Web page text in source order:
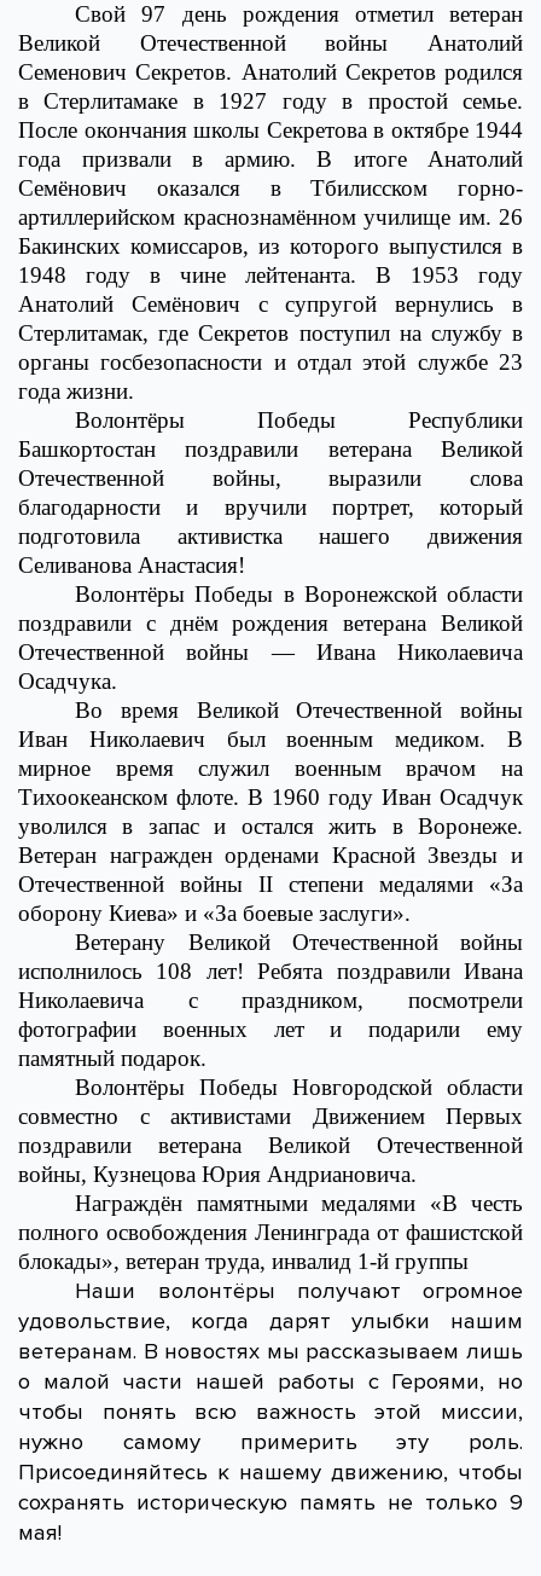
Свой 97 день рождения отметил ветеран
Великой Отечественной войны Анатолий
Семенович Секретов. Анатолий Секретов родился
в Стерлитамаке в 1927 году в простой семье.
После окончания школы Секретова в октябре 1944
года призвали в армию. В итоге Анатолий
Семёнович оказался в Тбилисском горно-
артиллерийском краснознамённом училище им. 26
Бакинских комиссаров, из которого выпустился в
1948 году в чине лейтенанта. В 1953 году
Анатолий Семёнович с супругой вернулись в
Стерлитамак, где Секретов поступил на службу в
органы госбезопасности и отдал этой службе 23
года жизни.
Волонтёры Победы Республики
Башкортостан поздравили ветерана Великой
Отечественной войны, выразили слова
благодарности и вручили портрет, который
подготовила активистка нашего движения
Селиванова Анастасия!
Волонтёры Победы в Воронежской области
поздравили с днём рождения ветерана Великой
Отечественной войны — Ивана Николаевича
Осадчука.
Во время Великой Отечественной войны
Иван Николаевич был военным медиком. В
мирное время служил военным врачом на
Тихоокеанском флоте. В 1960 году Иван Осадчук
уволился в запас и остался жить в Воронеже.
Ветеран награжден орденами Красной Звезды и
Отечественной войны II степени медалями «За
оборону Киева» и «За боевые заслуги».
Ветерану Великой Отечественной войны
исполнилось 108 лет! Ребята поздравили Ивана
Николаевича с праздником, посмотрели
фотографии военных лет и подарили ему
памятный подарок.
Волонтёры Победы Новгородской области
совместно с активистами Движением Первых
поздравили ветерана Великой Отечественной
войны, Кузнецова Юрия Андриановича.
Награждён памятными медалями «В честь
полного освобождения Ленинграда от фашистской
блокады», ветеран труда, инвалид 1-й группы
Наши волонтёры получают огромное
удовольствие, когда дарят улыбки нашим
ветеранам. В новостях мы рассказываем лишь
о малой части нашей работы с Героями, но
чтобы понять всю важность этой миссии,
нужно самому примерить эту роль.
Присоединяйтесь к нашему движению, чтобы
сохранять историческую память не только 9
мая!